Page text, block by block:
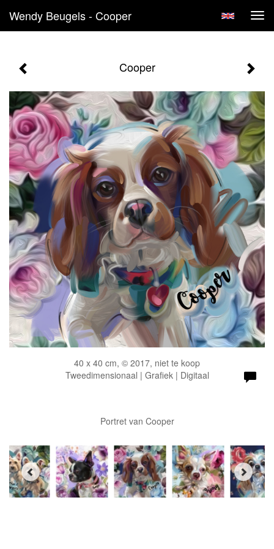
Wendy Beugels - Cooper
Cooper
40 x 40 cm, © 2017, niet te koop
Tweedimensionaal | Grafiek | Digitaal
Portret van Cooper